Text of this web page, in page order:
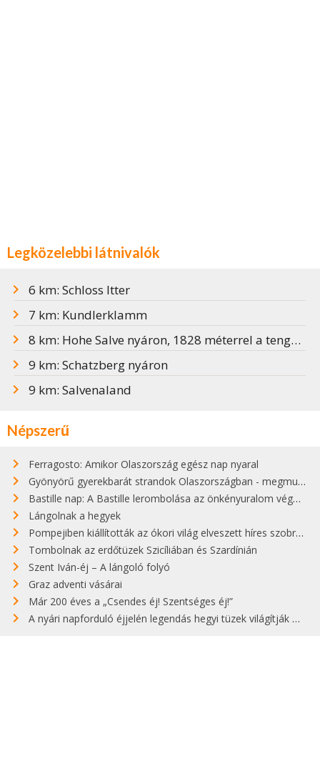
Legközelebbi látnivalók
6 km: Schloss Itter
7 km: Kundlerklamm
8 km: Hohe Salve nyáron, 1828 méterrel a tengerszint felett
9 km: Schatzberg nyáron
9 km: Salvenaland
Népszerű
Ferragosto: Amikor Olaszország egész nap nyaral
Gyönyörű gyerekbarát strandok Olaszországban - megmutatjuk a 15 legjobbat
Bastille nap: A Bastille lerombolása az önkényuralom végét jelentette
Lángolnak a hegyek
Pompejiben kiállították az ókori világ elveszett híres szobrának másolatát
Tombolnak az erdőtüzek Szicíliában és Szardínián
Szent Iván-éj – A lángoló folyó
Graz adventi vásárai
Már 200 éves a „Csendes éj! Szentséges éj!”
A nyári napforduló éjjelén legendás hegyi tüzek világítják meg Zugspitzét